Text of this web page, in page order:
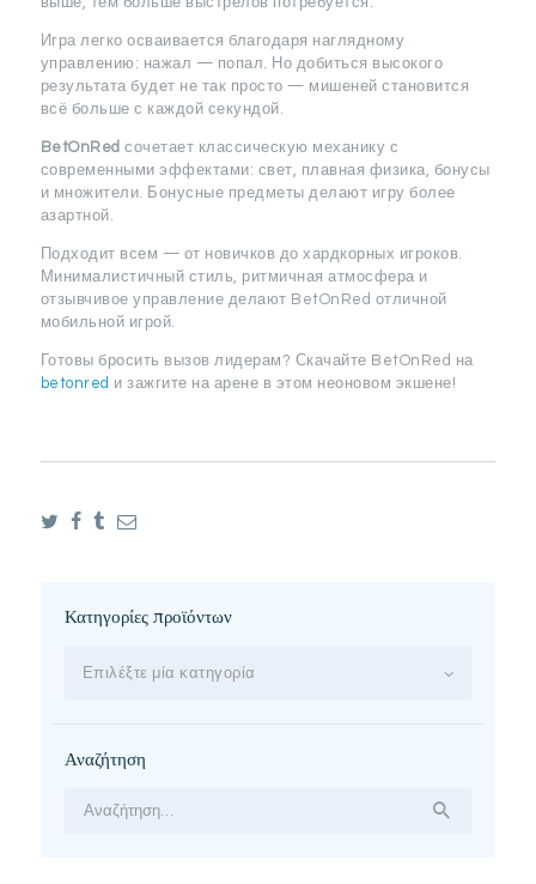
Игра легко осваивается благодаря наглядному
управлению: нажал — попал. Но добиться высокого
результата будет не так просто — мишеней становится
всё больше с каждой секундой.
BetOnRed сочетает классическую механику с
современными эффектами: свет, плавная физика, бонусы
и множители. Бонусные предметы делают игру более
азартной.
Подходит всем — от новичков до хардкорных игроков.
Минималистичный стиль, ритмичная атмосфера и
отзывчивое управление делают BetOnRed отличной
мобильной игрой.
Готовы бросить вызов лидерам? Скачайте BetOnRed на
betonred и зажгите на арене в этом неоновом экшене!
Κατηγορίες προϊόντων
Επιλέξτε μία κατηγορία
Αναζήτηση